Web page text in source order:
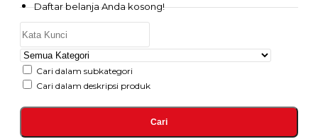
Daftar belanja Anda kosong!
Cari dalam subkategori
Cari dalam deskripsi produk
Cari